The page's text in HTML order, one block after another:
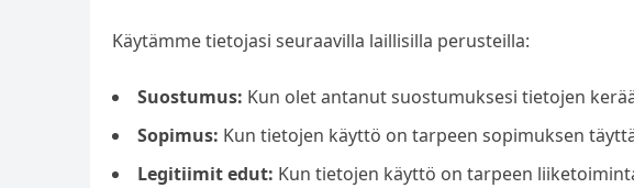
Käytämme tietojasi seuraavilla laillisilla perusteilla:
Suostumus: Kun olet antanut suostumuksesi tietojen
Sopimus: Kun tietojen käyttö on tarpeen sopimuksen
Legitiimit edut: Kun tietojen käyttö on tarpeen